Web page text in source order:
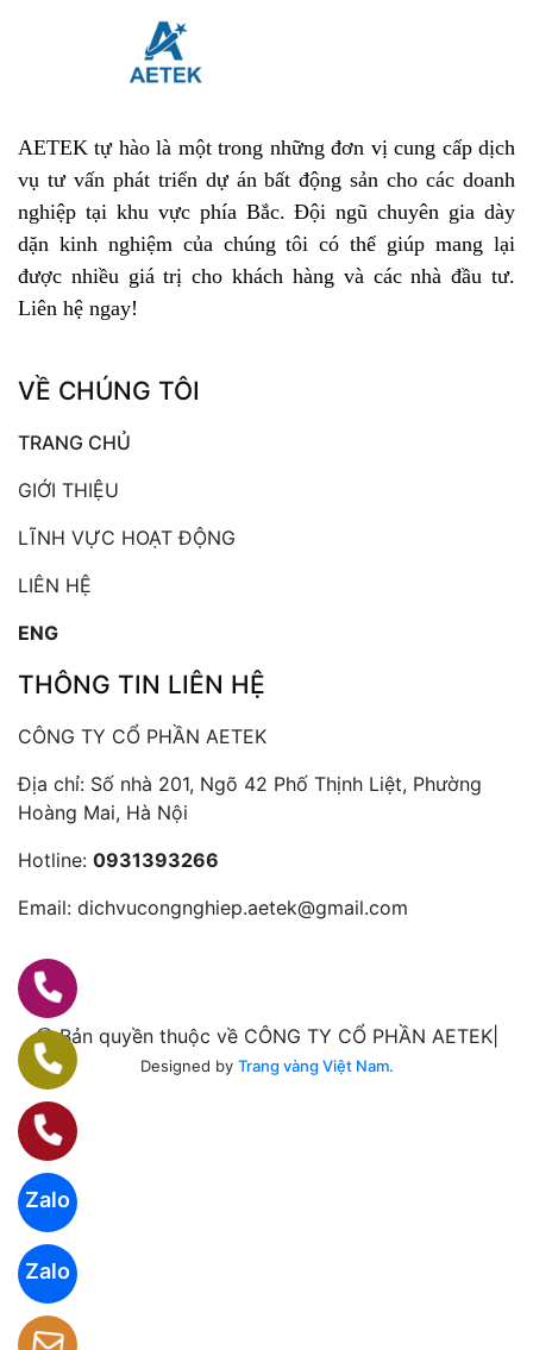
Zalo
Zalo
AETEK tự hào là một trong những đơn vị cung cấp dịch
vụ tư vấn phát triển dự án bất động sản cho các doanh
nghiệp tại khu vực phía Bắc. Đội ngũ chuyên gia dày
dặn kinh nghiệm của chúng tôi có thể giúp mang lại
được nhiều giá trị cho khách hàng và các nhà đầu tư.
Liên hệ ngay!
VỀ CHÚNG TÔI
TRANG CHỦ
GIỚI THIỆU
LĨNH VỰC HOẠT ĐỘNG
LIÊN HỆ
ENG
THÔNG TIN LIÊN HỆ
CÔNG TY CỔ PHẦN AETEK
Địa chỉ: Số nhà 201, Ngõ 42 Phố Thịnh Liệt, Phường
Hoàng Mai, Hà Nội
Hotline: 0931393266
Email: dichvucongnghiep.aetek@gmail.com
@ Bản quyền thuộc về CÔNG TY CỔ PHẦN AETEK|
Designed by Trang vàng Việt Nam.